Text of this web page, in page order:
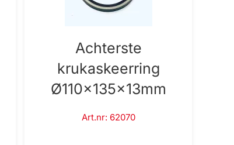
Achterste
krukaskeerring
Ø110x135x13mm
Art.nr: 62070